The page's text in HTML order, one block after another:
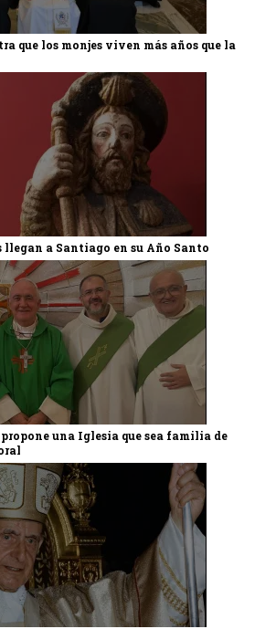
que los monjes viven más años que la
llegan a Santiago en su Año Santo
una Iglesia que sea familia de